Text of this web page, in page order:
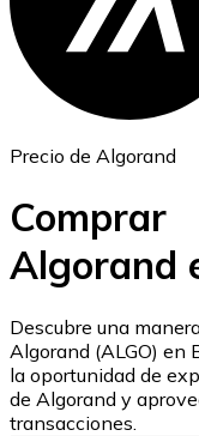
ETH
USD Coin
USDC
Precio de Algorand
Comprar
Algorand
Descubre una
Algorand (ALGO) en
la oportunidad de
de Algorand y
transacciones.